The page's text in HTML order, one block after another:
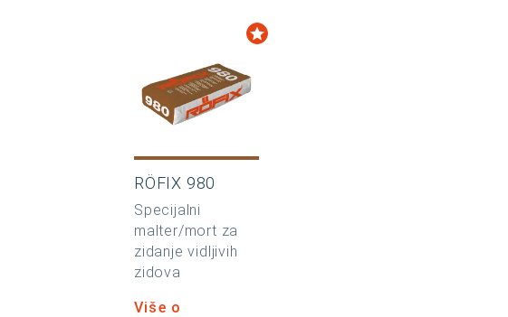
RÖFIX 980
Specijalni
malter/mort za
zidanje vidljivih
zidova
Više o